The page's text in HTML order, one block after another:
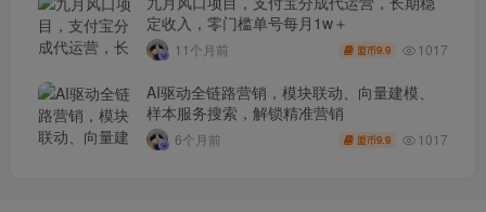
定收入，零门槛单号每月1w＋
11个月前 盟币9.9 1017
AI驱动全链路营销，模块联动、向量建模、
样本服务搜索，解锁精准营销
6个月前 盟币9.9 1017